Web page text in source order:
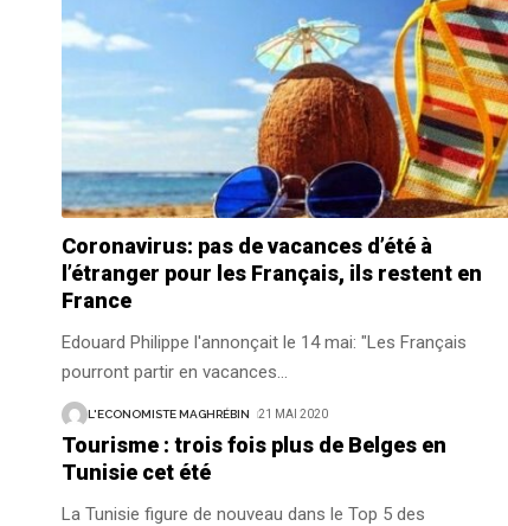
Coronavirus: pas de vacances d’été à
l’étranger pour les Français, ils restent en
France
Edouard Philippe l'annonçait le 14 mai: "Les Français
pourront partir en vacances…
L'ECONOMISTE MAGHRÉBIN 21 MAI 2020
Tourisme : trois fois plus de Belges en
Tunisie cet été
La Tunisie figure de nouveau dans le Top 5 des